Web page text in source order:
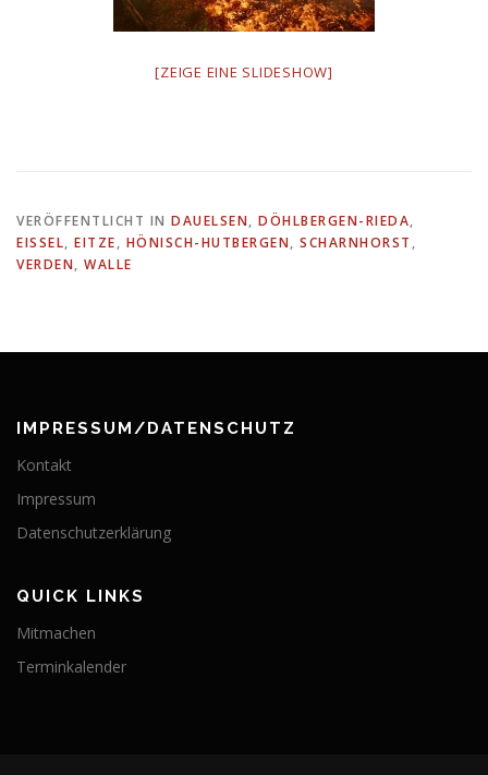
[ZEIGE EINE SLIDESHOW]
VERÖFFENTLICHT IN DAUELSEN, DÖHLBERGEN-RIEDA,
EISSEL, EITZE, HÖNISCH-HUTBERGEN, SCHARNHORST ,
VERDEN, WALLE
IMPRESSUM/DATENSCHUTZ
Kontakt
Impressum
Datenschutzerklärung
QUICK LINKS
Mitmachen
Terminkalender